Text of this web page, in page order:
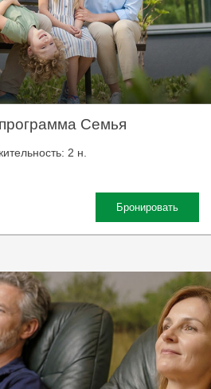
Семья
2 н.
Бронировать